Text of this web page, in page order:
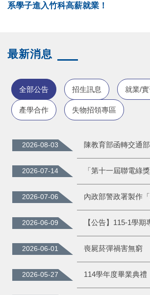
系學子進入竹科高薪就業！
最新消息
全部公告 招生訊息 就業/
產學合作 失物招領專區
2026-08-03
2026-07-14
2026-07-06
2026-06-09
2026-06-01 喪屍菸彈禍害無窮
2026-05-27